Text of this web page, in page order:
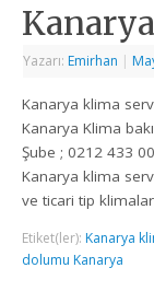
Yazarı: Emirhan |
Kanarya klima
Kanarya Klima
Şube ; 0212 433
Kanarya klima
ve ticari tip
Etiket(ler): Kanarya
dolumu Kanarya